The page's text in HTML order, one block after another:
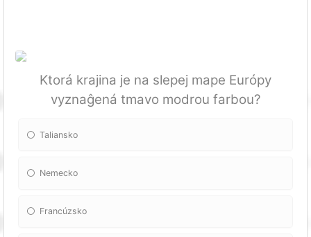
Ktorá krajina je na slepej mape Európy
vyznaĝená tmavo modrou farbou?
Taliansko
Nemecko
Francúzsko